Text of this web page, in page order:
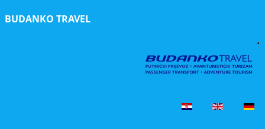
BUDANKO TRAVEL